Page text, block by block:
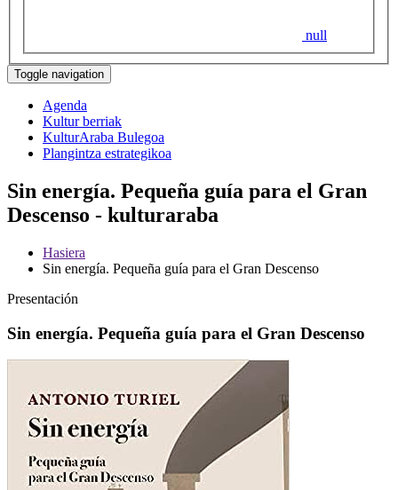
null
Toggle navigation
Agenda
Kultur berriak
KulturAraba Bulegoa
Plangintza estrategikoa
Sin energía. Pequeña guía para el Gran
Descenso - kulturaraba
Hasiera
Sin energía. Pequeña guía para el Gran Descenso
Presentación
Sin energía. Pequeña guía para el Gran Descenso